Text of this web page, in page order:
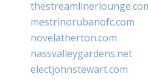
mestrinorubanofc.com
novelatherton.com
nassvalleygardens.net
electjohnstewart.com